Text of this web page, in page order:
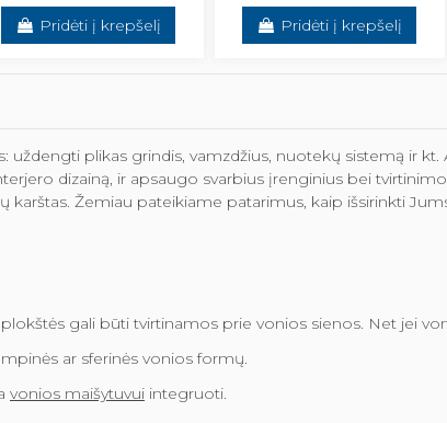
Pridėti į krepšelį Pridėti į krepšelį
uždengti plikas grindis, vamzdžius, nuotekų sistemą ir
dizainą, ir apsaugo svarbius įrenginius bei
Žemiau pateikiame patarimus, kaip išsirinkti
gali būti tvirtinamos prie vonios sienos. Net jei
ar sferinės vonios formų.
vonios maišytuvui integruoti.